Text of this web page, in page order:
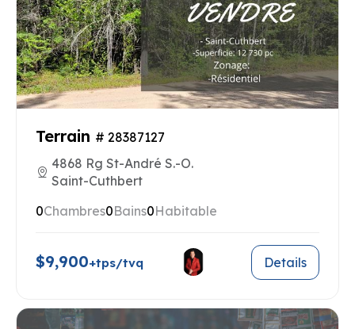
Terrain # 28387127
4868 Rg St-André S.-O.
Saint-Cuthbert
0Chambres0Bains0Habitable
$9,900+tps/tvq Details